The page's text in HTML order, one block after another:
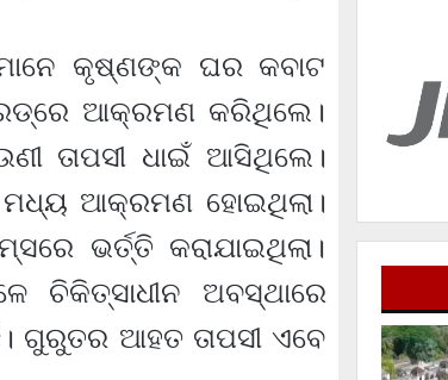
କୃଷ୍ଣଙ୍କ ଘର କବାଟ
ରଡ୍‌ରେ ଆକ୍ରମଣ କରିଥିଲେ।
ତାପସୀ ଧାଇଁ ଆସିଥିଲେ।
ମଧ୍ୟ ଆକ୍ରମଣ ହୋଇଥିଲା।
ଭର୍ତ୍ତି କରାଯାଇଥିଲା।
ଚିକିତ୍ସାଧୀନ ଅବସ୍ଥାରେ
ଗୁରୁତର ଆହତ ତାପସୀ ଏବେ